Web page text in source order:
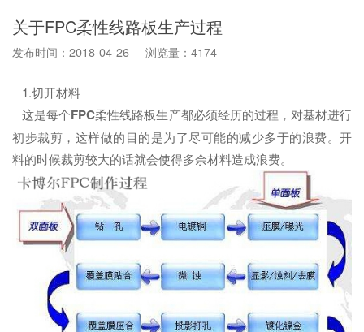
关于FPC柔性线路板生产过程
发布时间：2018-04-26 浏览量：4174
1.切开材料
这是每个FPC柔性线路板生产都必须经历的过程，对基材进行
初步裁剪，这样做的目的是为了尽可能的减少多于的浪费。开
料的时候裁剪较大的话就会使得多余材料造成浪费。